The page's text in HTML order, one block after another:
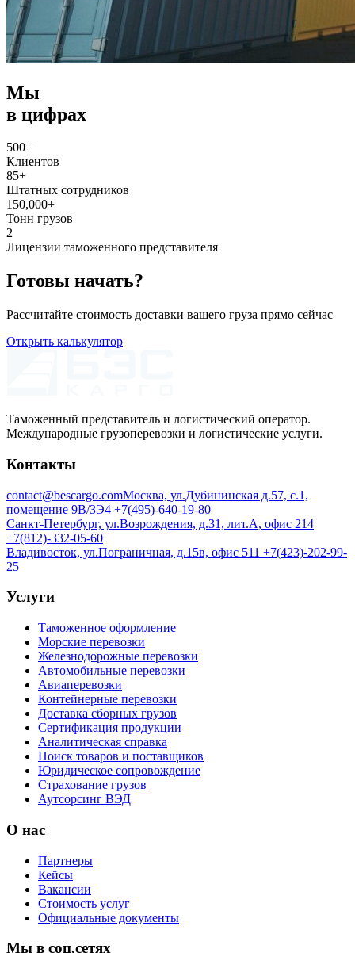
Мы
в цифрах
500+
Клиентов
85+
Штатных сотрудников
150,000+
Тонн грузов
2
Лицензии таможенного представителя
Готовы начать?
Рассчитайте стоимость доставки вашего груза прямо сейчас
Открыть калькулятор
Таможенный представитель и логистический оператор.
Международные грузоперевозки и логистические услуги.
Контакты
contact@bescargo.comМосква, ул.Дубининская д.57, с.1,
помещение 9В/ЗЭ4 +7(495)-640-19-80
Санкт-Петербург, ул.Возрождения, д.31, лит.А, офис 214
+7(812)-332-05-60
Владивосток, ул.Пограничная, д.15в, офис 511 +7(423)-202-99-
25
Услуги
Таможенное оформление
Морские перевозки
Железнодорожные перевозки
Автомобильные перевозки
Авиаперевозки
Контейнерные перевозки
Доставка сборных грузов
Сертификация продукции
Аналитическая справка
Поиск товаров и поставщиков
Юридическое сопровождение
Страхование грузов
Аутсорсинг ВЭД
О нас
Партнеры
Кейсы
Вакансии
Стоимость услуг
Официальные документы
Мы в соц.сетях